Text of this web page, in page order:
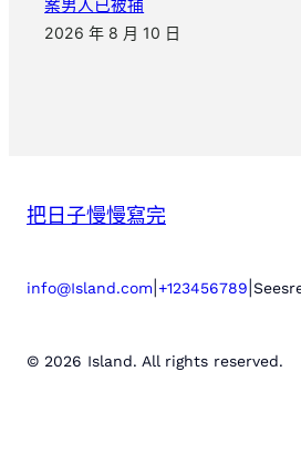
案男人已被捕
2026 年 8 月 10 日
把日子慢慢寫完
info@Island.com +123456789
© 2026 Island. All rights reserved.